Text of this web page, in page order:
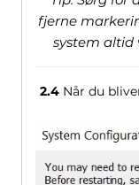
fjerne
system altid
2.4Når du